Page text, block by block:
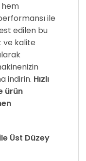
hem
ile
edilen bu
ve kalite
indirin. Hızlı
ürün
Üst Düzey